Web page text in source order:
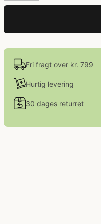
Fri fragt over kr. 799
Hurtig levering
30 dages returret